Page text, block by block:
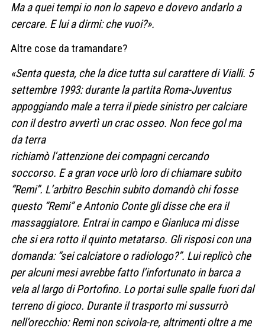
Ma a quei tempi io non lo sapevo e dovevo andarlo a
cercare. E lui a dirmi: che vuoi?».
Altre cose da tramandare?
«Senta questa, che la dice tutta sul carattere di Vialli. 5
settembre 1993: durante la partita Roma-Juventus
appoggiando male a terra il piede sinistro per calciare
con il destro avvertì un crac osseo. Non fece gol ma
da terra
richiamò l’attenzione dei compagni cercando
soccorso. E a gran voce urlò loro di chiamare subito
“Remi”. L’arbitro Beschin subito domandò chi fosse
questo “Remi” e Antonio Conte gli disse che era il
massaggiatore. Entrai in campo e Gianluca mi disse
che si era rotto il quinto metatarso. Gli risposi con una
domanda: “sei calciatore o radiologo?”. Lui replicò che
per alcuni mesi avrebbe fatto l’infortunato in barca a
vela al largo di Portofino. Lo portai sulle spalle fuori dal
terreno di gioco. Durante il trasporto mi sussurrò
nell’orecchio: Remi non scivola-re, altrimenti oltre a me